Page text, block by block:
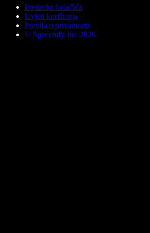
Postavke kolačića
Uvjeti korištenja
Pravila o privatnosti
© Speechify Inc 2026